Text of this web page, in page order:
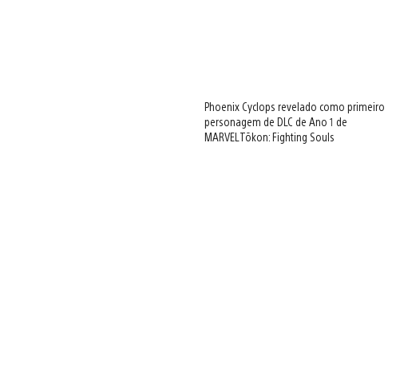
Phoenix Cyclops revelado como primeiro
personagem de DLC de Ano 1 de
MARVEL Tōkon: Fighting Souls